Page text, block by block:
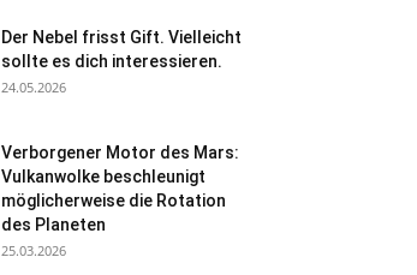
Der Nebel frisst Gift. Vielleicht
sollte es dich interessieren.
24.05.2026
Verborgener Motor des Mars:
Vulkanwolke beschleunigt
möglicherweise die Rotation
des Planeten
25.03.2026